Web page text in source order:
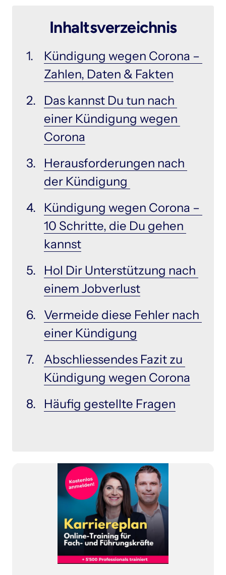
Inhaltsverzeichnis
Kündigung wegen Corona
Zahlen, Daten & Fakten
Das kannst Du tun
einer Kündigung
Corona
Herausforderungen
der Kündigung
Kündigung wegen Corona
10 Schritte, die Du
kannst
Hol Dir Unterstützung
einem Jobverlust
Vermeide diese Fehler
einer Kündigung
Abschliessendes Fazit
Kündigung wegen Corona
Häufig gestellte Fragen